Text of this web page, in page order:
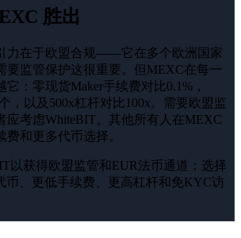
胜出
力在于欧盟合规——它在多个欧洲国家
要监管保护这很重要。但MEXC在每一
：零现货Maker手续费对比0.1%，
，以及500x杠杆对比100x。需要欧盟监
应考虑WhiteBIT。其他所有人在MEXC
费和更多代币选择。
以获得欧盟监管和EUR法币通道；选择
币、更低手续费、更高杠杆和免KYC访